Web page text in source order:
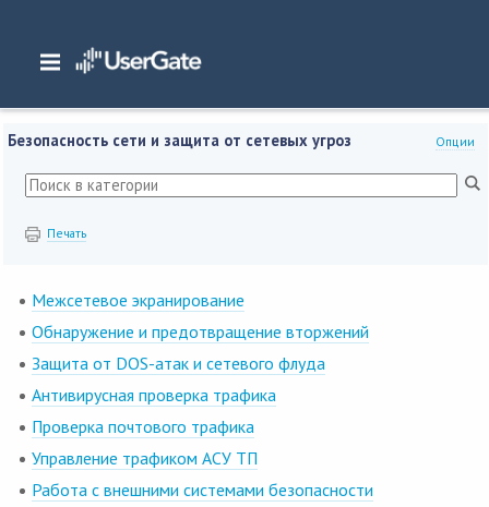
Главная/ Документация/NGFW
Безопасность сети и защита от сетевых угроз
Опции
Безопасность сети и защита от сетевых угроз
Печать
Межсетевое экранирование
Обнаружение и предотвращение вторжений
Защита от DOS-атак и сетевого флуда
Антивирусная проверка трафика
Проверка почтового трафика
Управление трафиком АСУ ТП
Работа с внешними системами безопасности